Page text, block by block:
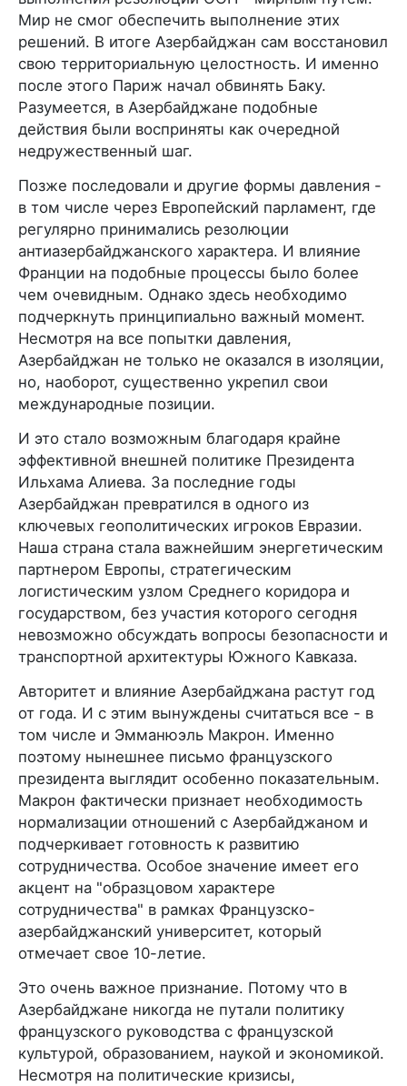
Мир не смог обеспечить выполнение этих
решений. В итоге Азербайджан сам восстановил
свою территориальную целостность. И именно
после этого Париж начал обвинять Баку.
Разумеется, в Азербайджане подобные
действия были восприняты как очередной
недружественный шаг.
Позже последовали и другие формы давления -
в том числе через Европейский парламент, где
регулярно принимались резолюции
антиазербайджанского характера. И влияние
Франции на подобные процессы было более
чем очевидным. Однако здесь необходимо
подчеркнуть принципиально важный момент.
Несмотря на все попытки давления,
Азербайджан не только не оказался в изоляции,
но, наоборот, существенно укрепил свои
международные позиции.
И это стало возможным благодаря крайне
эффективной внешней политике Президента
Ильхама Алиева. За последние годы
Азербайджан превратился в одного из
ключевых геополитических игроков Евразии.
Наша страна стала важнейшим энергетическим
партнером Европы, стратегическим
логистическим узлом Среднего коридора и
государством, без участия которого сегодня
невозможно обсуждать вопросы безопасности и
транспортной архитектуры Южного Кавказа.
Авторитет и влияние Азербайджана растут год
от года. И с этим вынуждены считаться все - в
том числе и Эмманюэль Макрон. Именно
поэтому нынешнее письмо французского
президента выглядит особенно показательным.
Макрон фактически признает необходимость
нормализации отношений с Азербайджаном и
подчеркивает готовность к развитию
сотрудничества. Особое значение имеет его
акцент на "образцовом характере
сотрудничества" в рамках Французско-
азербайджанский университет, который
отмечает свое 10-летие.
Это очень важное признание. Потому что в
Азербайджане никогда не путали политику
французского руководства с французской
культурой, образованием, наукой и экономикой.
Несмотря на политические кризисы,